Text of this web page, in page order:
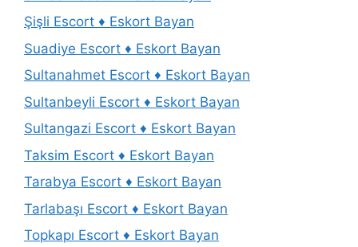
Şişli Escort ♦️ Eskort Bayan
Suadiye Escort ♦️ Eskort Bayan
Sultanahmet Escort ♦️ Eskort Bayan
Sultanbeyli Escort ♦️ Eskort Bayan
Sultangazi Escort ♦️ Eskort Bayan
Taksim Escort ♦️ Eskort Bayan
Tarabya Escort ♦️ Eskort Bayan
Tarlabaşı Escort ♦️ Eskort Bayan
Topkapı Escort ♦️ Eskort Bayan